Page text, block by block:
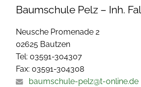
Baumschule Pelz – Inh.
Neusche Promenade 2
02625 Bautzen
Tel: 03591-304307
Fax: 03591-304308
baumschule-pelz@t-online.de